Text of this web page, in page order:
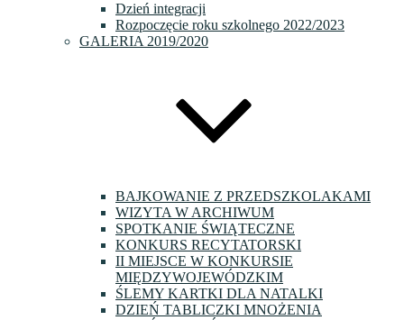
Dzień integracji
Rozpoczęcie roku szkolnego 2022/2023
GALERIA 2019/2020
BAJKOWANIE Z PRZEDSZKOLAKAMI
WIZYTA W ARCHIWUM
SPOTKANIE ŚWIĄTECZNE
KONKURS RECYTATORSKI
II MIEJSCE W KONKURSIE
MIĘDZYWOJEWÓDZKIM
ŚLEMY KARTKI DLA NATALKI
DZIEŃ TABLICZKI MNOŻENIA